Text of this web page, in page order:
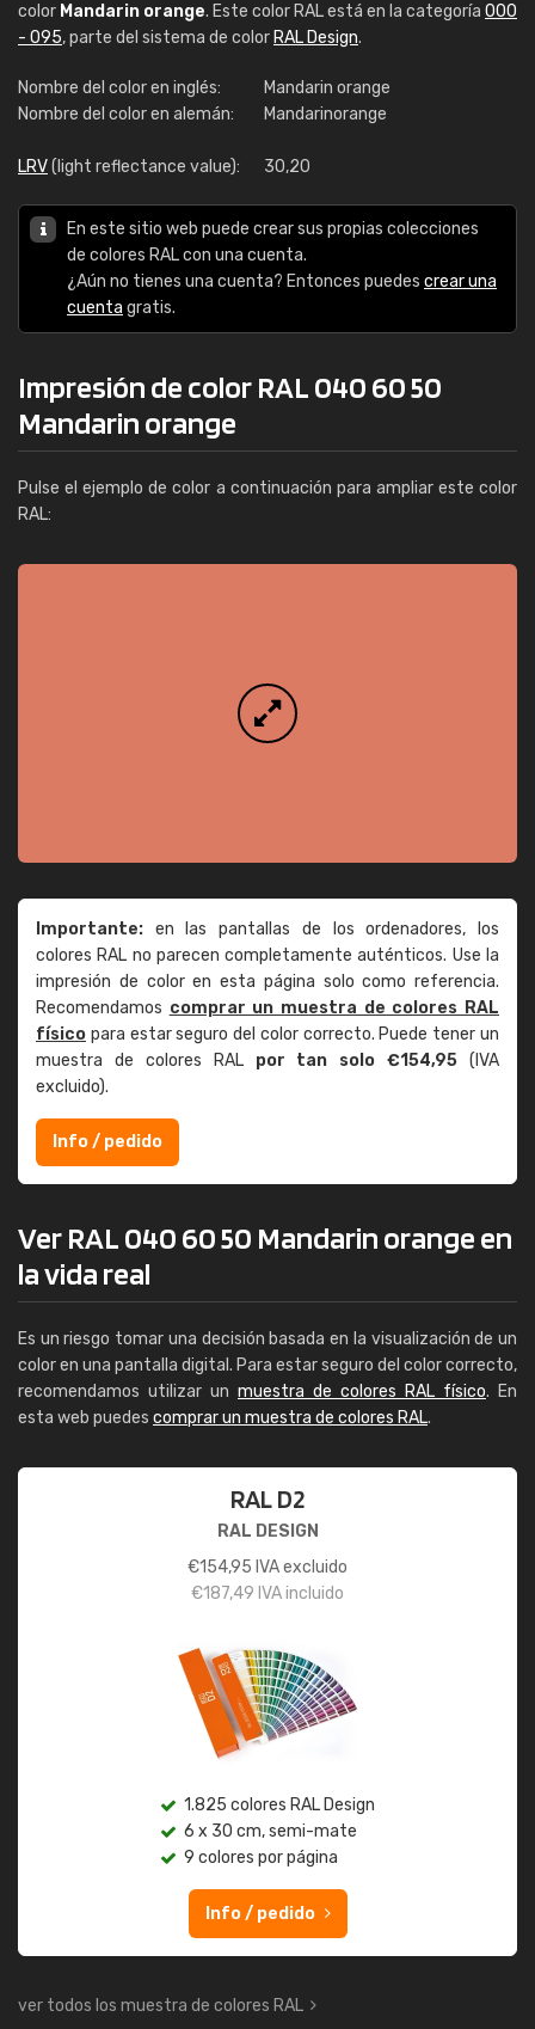
color Mandarin orange. Este color RAL está en la categoría 000
- 095, parte del sistema de color RAL Design.
Nombre del color en inglés:
Mandarin orange
Nombre del color en alemán:
Mandarinorange
LRV(light reflectance value): 30,20
En este sitio web puede crear sus propias colecciones
de colores RAL con una cuenta.
¿Aún no tienes una cuenta? Entonces puedes crear una
cuenta gratis.
Impresión de color RAL 040 60 50
Mandarin orange
Pulse el ejemplo de color a continuación para ampliar este color
RAL:
Importante: en las pantallas de los ordenadores, los
colores RAL no parecen completamente auténticos. Use la
impresión de color en esta página solo como referencia.
Recomendamos comprar un muestra de colores RAL
físico para estar seguro del color correcto. Puede tener un
muestra de colores RAL por tan solo €154,95 (IVA
excluido).
Info / pedido
Ver RAL 040 60 50 Mandarin orange en
la vida real
Es un riesgo tomar una decisión basada en la visualización de un
color en una pantalla digital. Para estar seguro del color correcto,
recomendamos utilizar un muestra de colores RAL físico. En
esta web puedes comprar un muestra de colores RAL.
RAL D2
RAL DESIGN
€154,95 IVA excluido
€187,49 IVA incluido
1.825 colores RAL Design
6 x 30 cm, semi-mate
9 colores por página
Info / pedido
ver todos los muestra de colores RAL